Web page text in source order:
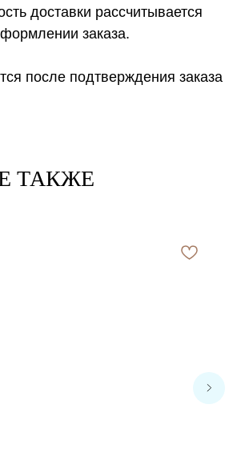
доставки рассчитывается
заказа.
после подтверждения заказа
ТАКЖЕ